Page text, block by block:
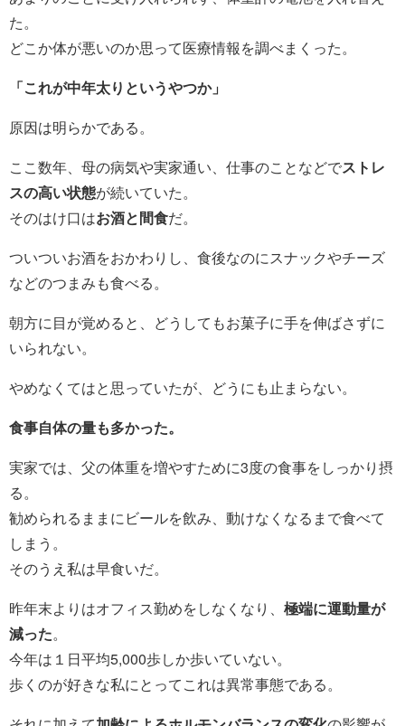
た。
どこか体が悪いのか思って医療情報を調べまくった。
「これが中年太りというやつか」
原因は明らかである。
ここ数年、母の病気や実家通い、仕事のことなどでストレ
スの高い状態が続いていた。
そのはけ口はお酒と間食だ。
ついついお酒をおかわりし、食後なのにスナックやチーズ
などのつまみも食べる。
朝方に目が覚めると、どうしてもお菓子に手を伸ばさずに
いられない。
やめなくてはと思っていたが、どうにも止まらない。
食事自体の量も多かった。
実家では、父の体重を増やすために3度の食事をしっかり摂
る。
勧められるままにビールを飲み、動けなくなるまで食べて
しまう。
そのうえ私は早食いだ。
昨年末よりはオフィス勤めをしなくなり、 極端に運動量が
減った。
今年は１日平均5,000歩しか歩いていない。
歩くのが好きな私にとってこれは異常事態である。